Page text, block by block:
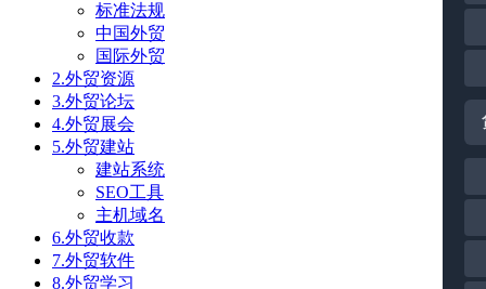
标准法规
中国外贸
国际外贸
2.外贸资源
3.外贸论坛
4.外贸展会
5.外贸建站
建站系统
SEO工具
主机域名
6.外贸收款
7.外贸软件
8.外贸学习